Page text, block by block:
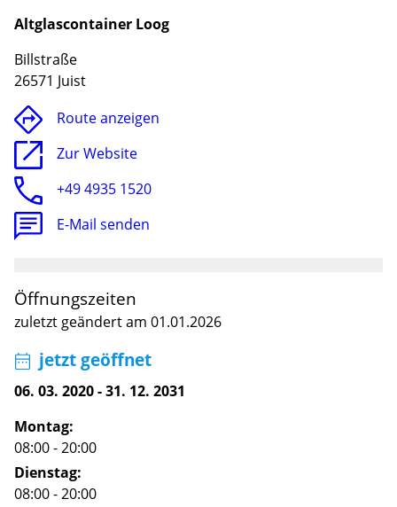
Lade
Altglascontainer Loog
Billstraße
26571 Juist
Route anzeigen
Zur Website
+49 4935 1520
E-Mail senden
Öffnungszeiten
zuletzt geändert am 01.01.2026
jetzt geöffnet
06. 03. 2020-31. 12. 2031
Montag:
08:00 - 20:00
Dienstag:
08:00 - 20:00